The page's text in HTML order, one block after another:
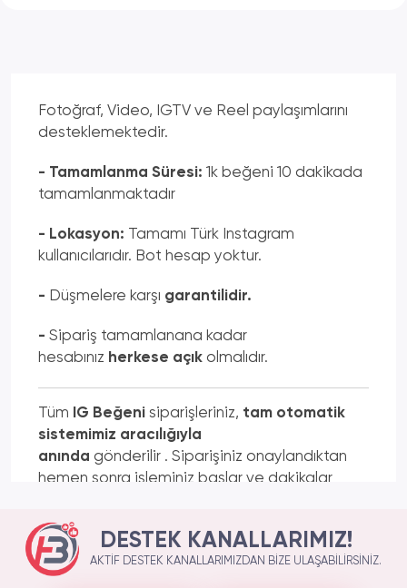
Fotoğraf, Video, IGTV ve Reel paylaşımlarını
desteklemektedir.
- Tamamlanma Süresi: 1k beğeni 10 dakikada
tamamlanmaktadır
- Lokasyon: Tamamı Türk Instagram
kullanıcılarıdır. Bot hesap yoktur.
- Düşmelere karşı garantilidir.
- Sipariş tamamlanana kadar
hesabınız herkese açık olmalıdır.
Tüm IG Beğeni siparişleriniz, tam otomatik
sistemimiz aracılığıyla
anında gönderilir . Siparişiniz onaylandıktan
hemen sonra işleminiz başlar ve dakikalar
hizmetlerinde anında teslimatın hepimiz için
çok önemli olduğunu biliyoruz. Bu bilinçle
hareket ederek size özel geliştirdiğimiz
DESTEK KANALLARIMIZ!
AKTIF DESTEK KANALLARIMIZDAN BIZE ULAŞABILIRSINIZ.